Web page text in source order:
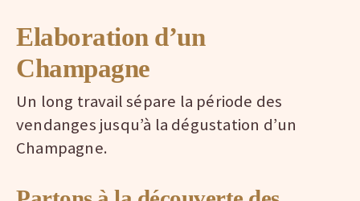
Elaboration d’un
Champagne
Un long travail sépare la période des
vendanges jusqu’à la dégustation d’un
Champagne.